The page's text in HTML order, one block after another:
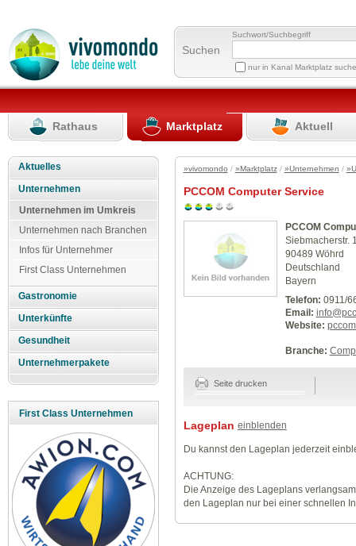
Suchen
Suchwort/Suchbegriff
nur in Kanal Marktplatz
Rathaus Marktplatz Aktuell
Aktuelles
Unternehmen
Unternehmen im Umkreis
Unternehmen nach Branchen
Infos für Unternehmer
First Class Unternehmen
Gastronomie
Unterkünfte
Gesundheit
Unternehmerpakete
First Class Unternehmen
»vivomondo / »Marktplatz/ »Unternehmen /
PCCOM Computer Service
PCCOM
Siebmacherstr.
90489 Wöhrd
Deutschland
Bayern
Telefon: 0911/
Email:
Website:
Branche:
Seite drucken
Lageplan einblenden
Du kannst den Lageplan jederzeit
ACHTUNG:
Die Anzeige des Lageplans
den Lageplan nur bei einer schnellen